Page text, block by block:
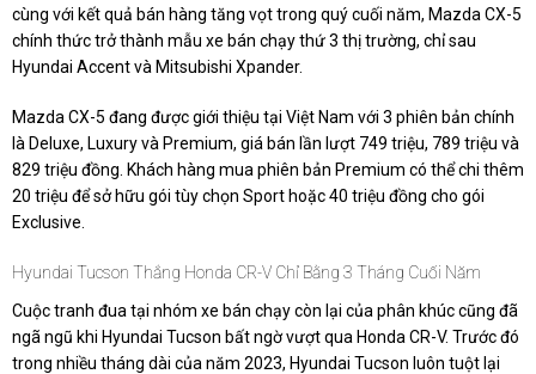
cùng với kết quả bán hàng tăng vọt trong quý cuối năm, Mazda CX-5
chính thức trở thành mẫu xe bán chạy thứ 3 thị trường, chỉ sau
Hyundai Accent và Mitsubishi Xpander.
Mazda CX-5 đang được giới thiệu tại Việt Nam với 3 phiên bản chính
là Deluxe, Luxury và Premium, giá bán lần lượt 749 triệu, 789 triệu và
829 triệu đồng. Khách hàng mua phiên bản Premium có thể chi thêm
20 triệu để sở hữu gói tùy chọn Sport hoặc 40 triệu đồng cho gói
Exclusive.
Hyundai Tucson Thắng Honda CR-V Chỉ Bằng 3 Tháng Cuối Năm
Cuộc tranh đua tại nhóm xe bán chạy còn lại của phân khúc cũng đã
ngã ngũ khi Hyundai Tucson bất ngờ vượt qua Honda CR-V. Trước đó
trong nhiều tháng dài của năm 2023, Hyundai Tucson luôn tuột lại